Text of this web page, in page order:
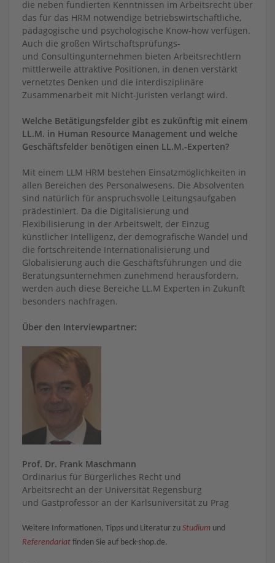
die neben fundierten Kenntnissen im Arbeitsrecht über
das für das HRM notwendige betriebswirtschaftliche,
pädagogische und psychologische Know-how verfügen.
Auch die großen Wirtschaftsprüfungs-
und Consultingunternehmen bieten Arbeitsrechtlern
mittlerweile attraktive Positionen, in denen verstärkt
vernetztes Denken und die interdisziplinäre
Zusammenarbeit mit Nicht-­Juristen verlangt wird.
Welche Betätigungsfelder gibt es zukünftig mit einem
LL.M. in Human Resource Management und welche
Geschäftsfelder benötigen einen LL.M.-Experten?
Mit einem LLM HRM bestehen Einsatzmöglichkeiten in
allen Bereichen des Personalwesens. Die Absolventen
sind natürlich für anspruchsvolle Leitungsaufgaben
prädestiniert. Da die Digitalisierung und
Flexibilisierung in der Arbeitswelt, der Einzug
künstlicher Intelligenz, der demografische Wandel und
die fortschreitende Internationalisierung und
Globalisierung auch die Geschäftsführungen und die
Beratungsunternehmen zunehmend herausfordern,
werden auch diese Bereiche LL.M Experten in Zukunft
besonders nachfragen.
Über den Interviewpartner:
Prof. Dr. Frank Maschmann
Ordinarius für Bürgerliches Recht und
Arbeitsrecht an der Universität Regensburg
und Gastprofessor an der Karlsuniversität zu Prag
Weitere Informationen, Tipps und Literatur zu Studium und
Referendariat finden Sie auf beck-shop.de.